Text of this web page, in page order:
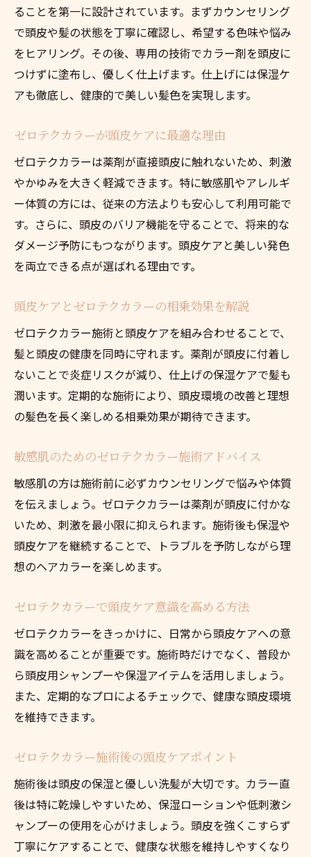
ることを第一に設計されています。まずカウンセリング
で頭皮や髪の状態を丁寧に確認し、希望する色味や悩み
をヒアリング。その後、専用の技術でカラー剤を頭皮に
つけずに塗布し、優しく仕上げます。仕上げには保湿ケ
アも徹底し、健康的で美しい髪色を実現します。
ゼロテクカラーが頭皮ケアに最適な理由
ゼロテクカラーは薬剤が直接頭皮に触れないため、刺激
やかゆみを大きく軽減できます。特に敏感肌やアレルギ
ー体質の方には、従来の方法よりも安心して利用可能で
す。さらに、頭皮のバリア機能を守ることで、将来的な
ダメージ予防にもつながります。頭皮ケアと美しい発色
を両立できる点が選ばれる理由です。
頭皮ケアとゼロテクカラーの相乗効果を解説
ゼロテクカラー施術と頭皮ケアを組み合わせることで、
髪と頭皮の健康を同時に守れます。薬剤が頭皮に付着し
ないことで炎症リスクが減り、仕上げの保湿ケアで髪も
潤います。定期的な施術により、頭皮環境の改善と理想
の髪色を長く楽しめる相乗効果が期待できます。
敏感肌のためのゼロテクカラー施術アドバイス
敏感肌の方は施術前に必ずカウンセリングで悩みや体質
を伝えましょう。ゼロテクカラーは薬剤が頭皮に付かな
いため、刺激を最小限に抑えられます。施術後も保湿や
頭皮ケアを継続することで、トラブルを予防しながら理
想のヘアカラーを楽しめます。
ゼロテクカラーで頭皮ケア意識を高める方法
ゼロテクカラーをきっかけに、日常から頭皮ケアへの意
識を高めることが重要です。施術時だけでなく、普段か
ら頭皮用シャンプーや保湿アイテムを活用しましょう。
また、定期的なプロによるチェックで、健康な頭皮環境
を維持できます。
ゼロテクカラー施術後の頭皮ケアポイント
施術後は頭皮の保湿と優しい洗髪が大切です。カラー直
後は特に乾燥しやすいため、保湿ローションや低刺激シ
ャンプーの使用を心がけましょう。頭皮を強くこすらず
丁寧にケアすることで、健康な状態を維持しやすくなり